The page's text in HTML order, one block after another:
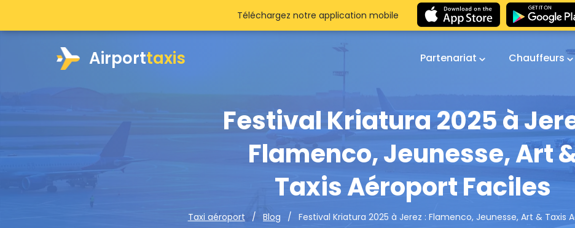
Airporttaxis Partenariat Chauffeurs
Festival Kriatura 2025 à
Flamenco, Jeunesse, Art
Taxis Aéroport Faciles
Taxi aéroport Blog Festival Kriatura 2025 à Jerez : Flamenco, Jeunesse, Art & Taxis
Téléchargez notre application mobile